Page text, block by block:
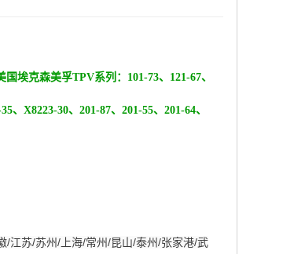
国埃克森美孚TPV系列：101-73、121-67、
、X8223-30、201-87、201-55、201-64、
/江苏/苏州/ 上海/常州/昆山/泰州/张家港/武